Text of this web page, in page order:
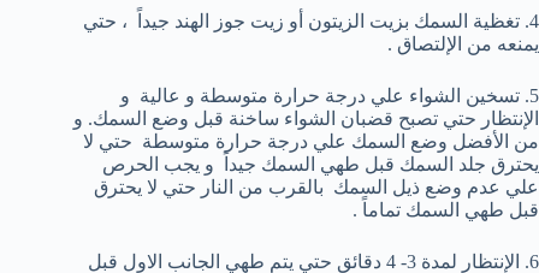
4. تغظية السمك بزيت الزيتون أو زيت جوز الهند جيداً ، حتي
يمنعه من الإلتصاق .
5. تسخين الشواء علي درجة حرارة متوسطة و عالية و
الإنتظار حتي تصبح قضبان الشواء ساخنة قبل وضع السمك. و
من الأفضل وضع السمك علي درجة حرارة متوسطة حتي لا
يحترق جلد السمك قبل طهي السمك جيداً و يجب الحرص
علي عدم وضع ذيل السمك بالقرب من النار حتي لا يحترق
قبل طهي السمك تماماً .
6. الإنتظار لمدة 3- 4 دقائق حتي يتم طهي الجانب الاول قبل